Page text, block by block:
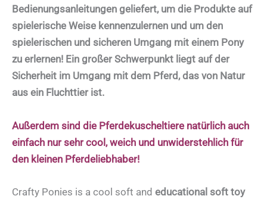
Bedienungsanleitungen geliefert, um die Produkte auf
spielerische Weise kennenzulernen und um den
spielerischen und sicheren Umgang mit einem Pony
zu erlernen! Ein großer Schwerpunkt liegt auf der
Sicherheit im Umgang mit dem Pferd, das von Natur
aus ein Fluchttier ist.
Außerdem sind die Pferdekuscheltiere natürlich auch
einfach nur sehr cool, weich und unwiderstehlich für
den kleinen Pferdeliebhaber!
Crafty Ponies is a cool soft and educational soft toy